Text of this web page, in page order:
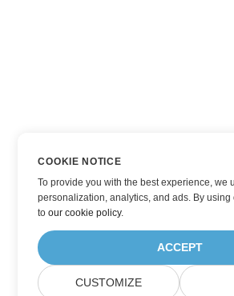
COOKIE NOTICE
To provide you with the best experience, we
personalization, analytics, and ads. By using
toour cookie policy.
ACCEPT
CUSTOMIZE